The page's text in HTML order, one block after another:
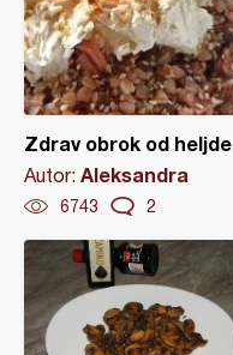
Zdrav obrok od heljde
Autor: Aleksandra
6743 2